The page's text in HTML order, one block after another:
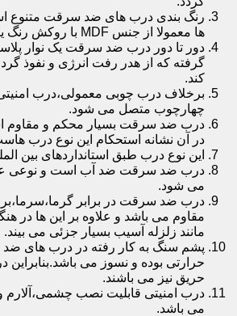
رنگ بندی درب های ضد سرقت متنوع
ها معمولا از جنس MDF با روکش رنگ یا PVC می باشد.
دور تا دور درب ضد سرقت یک نوار
گرفته که از هدر رفت انرژی و نفوذ
کند.
برخلاف درب چوبی معمولی،درب
چهارچوب متصل می شود.
درب ضد سرقت بسیار محکم و مقاوم
در آن نشانه استحکام این نوع درب
این نوع درب طبق استانداردهای بین
درب ضد سرقت ضد آب است و نوعی
می شود.
درب ضد سرقت در برابر
مقاوم می باشد و علاوه بر این ها در
مانند زلزله آسیب بسیار جزئی می بیند.
پشم سنگ به کار رفته در درب های
حرارتی بوده و نسوز می
حریق نیز می باشند.
درب امنیتی قابلیت نصب چشمی،آلارم و
می باشد.